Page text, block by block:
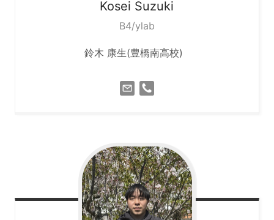
Kosei Suzuki
B4/ylab
鈴木 康生(豊橋南高校)